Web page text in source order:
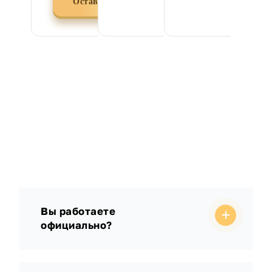
Вы работаете
официально?